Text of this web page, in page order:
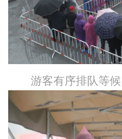
游客有序排队等